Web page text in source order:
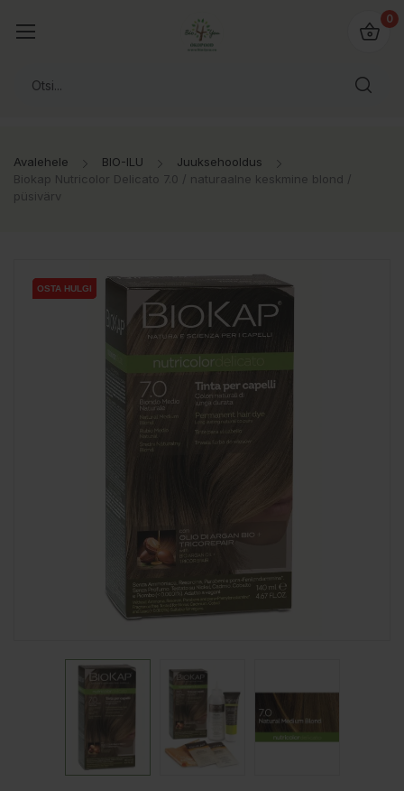
0
Avalehele BIO-ILU
Juuksehooldus
Biokap Nutricolor Delicato 7.0 / naturaalne keskmine blond /
püsivärv
OSTA HULGI
OSTA HULGI
OSTA HULGI